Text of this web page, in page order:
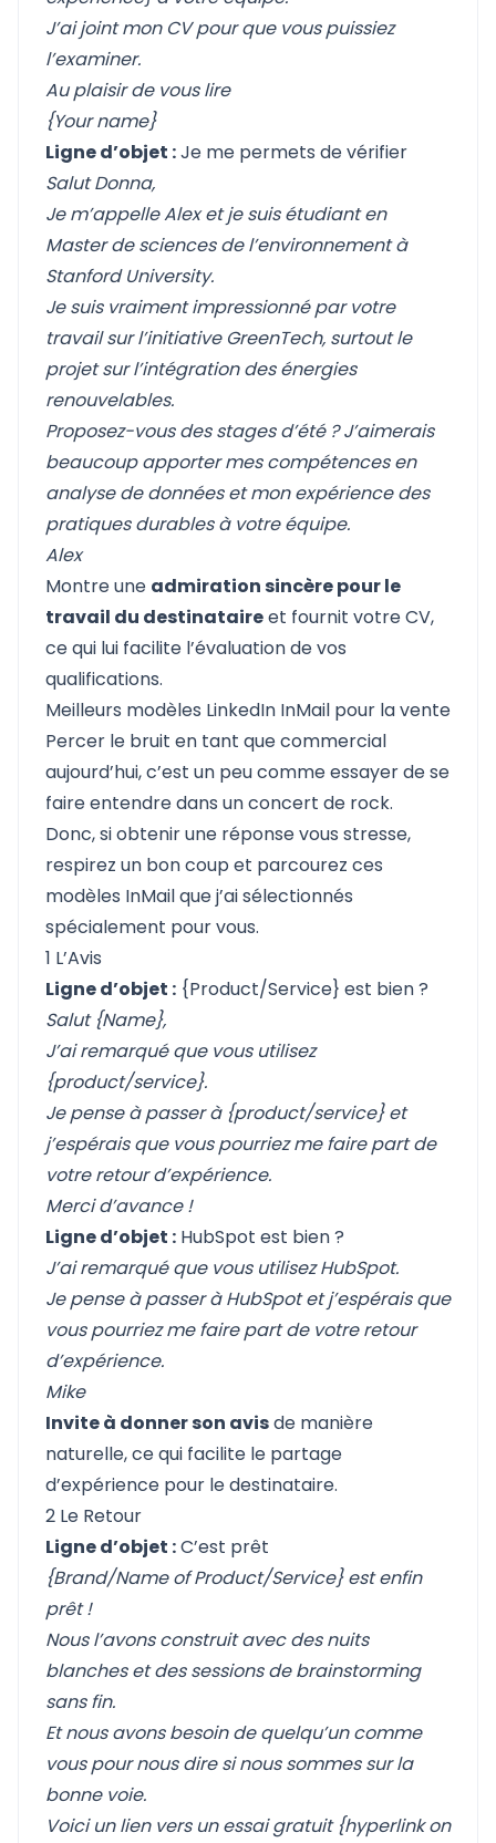
J’ai joint mon CV pour que vous puissiez
l’examiner.
Au plaisir de vous lire
{Your name}
Ligne d’objet :Je me permets de vérifier
Salut Donna,
Je m’appelle Alex et je suis étudiant en
Master de sciences de l’environnement à
Stanford University.
Je suis vraiment impressionné par votre
travail sur l’initiative GreenTech, surtout le
projet sur l’intégration des énergies
renouvelables.
Proposez-vous des stages d’été ? J’aimerais
beaucoup apporter mes compétences en
analyse de données et mon expérience des
pratiques durables à votre équipe.
Alex
Montre une admiration sincère pour le
travail du destinataireet fournit votre CV,
ce qui lui facilite l’évaluation de vos
qualifications.
Meilleurs modèles LinkedIn InMail pour la vente
Percer le bruit en tant que commercial
aujourd’hui, c’est un peu comme essayer de se
faire entendre dans un concert de rock.
Donc, si obtenir une réponse vous stresse,
respirez un bon coup et parcourez ces
modèles InMail que j’ai sélectionnés
spécialement pour vous.
1 L’Avis
Ligne d’objet : {Product/Service} est bien ?
Salut {Name},
J’ai remarqué que vous utilisez
{product/service}.
Je pense à passer à {product/service} et
j’espérais que vous pourriez me faire part de
votre retour d’expérience.
Merci d’avance !
Ligne d’objet : HubSpot est bien ?
J’ai remarqué que vous utilisez HubSpot.
Je pense à passer à HubSpot et j’espérais que
vous pourriez me faire part de votre retour
d’expérience.
Mike
Invite à donner son avisde manière
naturelle, ce qui facilite le partage
d’expérience pour le destinataire.
2 Le Retour
Ligne d’objet :C’est prêt
{Brand/Name of Product/Service} est enfin
prêt !
Nous l’avons construit avec des nuits
blanches et des sessions de brainstorming
sans fin.
Et nous avons besoin de quelqu’un comme
vous pour nous dire si nous sommes sur la
bonne voie.
Voici un lien vers un essai gratuit {hyperlink on